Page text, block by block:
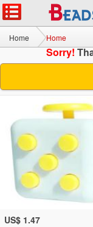
Home Home
Sorry!
US$ 1.47